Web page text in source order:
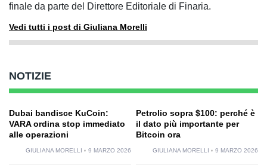
finale da parte del Direttore Editoriale di Finaria.
Vedi tutti i post di Giuliana Morelli
NOTIZIE
Dubai bandisce KuCoin:
VARA ordina stop immediato
alle operazioni
GIULIANA MORELLI 9 MARZO 2026
Petrolio sopra $100: perché è
il dato più importante per
Bitcoin ora
GIULIANA MORELLI 9 MARZO 2026